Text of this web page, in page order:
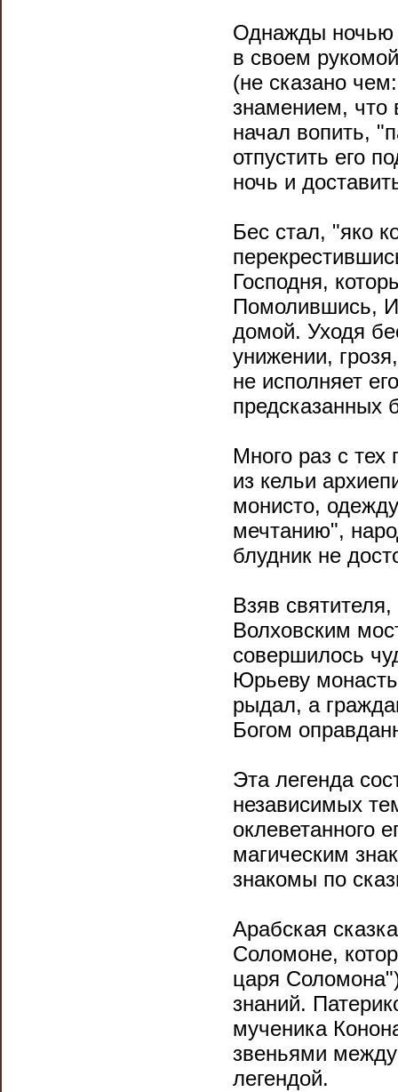
Однажды ночью
в своем
(не сказано
знамением, что
начал вопить,
отпустить его
ночь и
Бес стал, "яко
Господня,
Помолившись,
домой. Уходя
унижении,
не исполняет
предсказанных
Много раз с
из кельи
монисто,
мечтанию",
блудник не
Взяв
Волховским
совершилось
Юрьеву
рыдал, а
Богом
Эта легенда
независимых
оклеветанного
магическим
знакомы по
Арабская
Соломоне,
царя
знаний.
мученика
звеньями между
легендой.